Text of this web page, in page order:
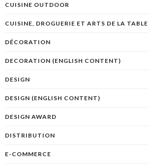
CUISINE OUTDOOR
CUISINE, DROGUERIE ET ARTS DE LA TABLE
DÉCORATION
DECORATION (ENGLISH CONTENT)
DESIGN
DESIGN (ENGLISH CONTENT)
DESIGN AWARD
DISTRIBUTION
E-COMMERCE